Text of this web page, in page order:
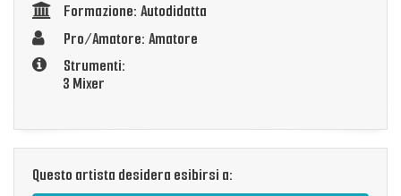
Formazione: Autodidatta
Pro/Amatore: Amatore
Strumenti:
3 Mixer
Questo artista desidera esibirsi a: